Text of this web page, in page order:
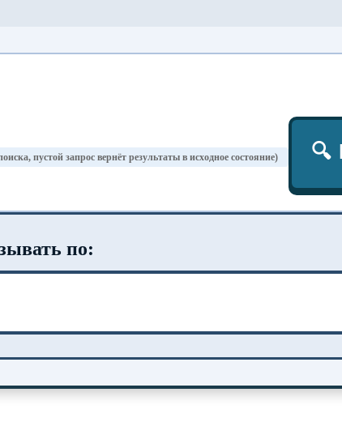
пустой запрос вернёт результаты в исходное состояние) 🔍
по: